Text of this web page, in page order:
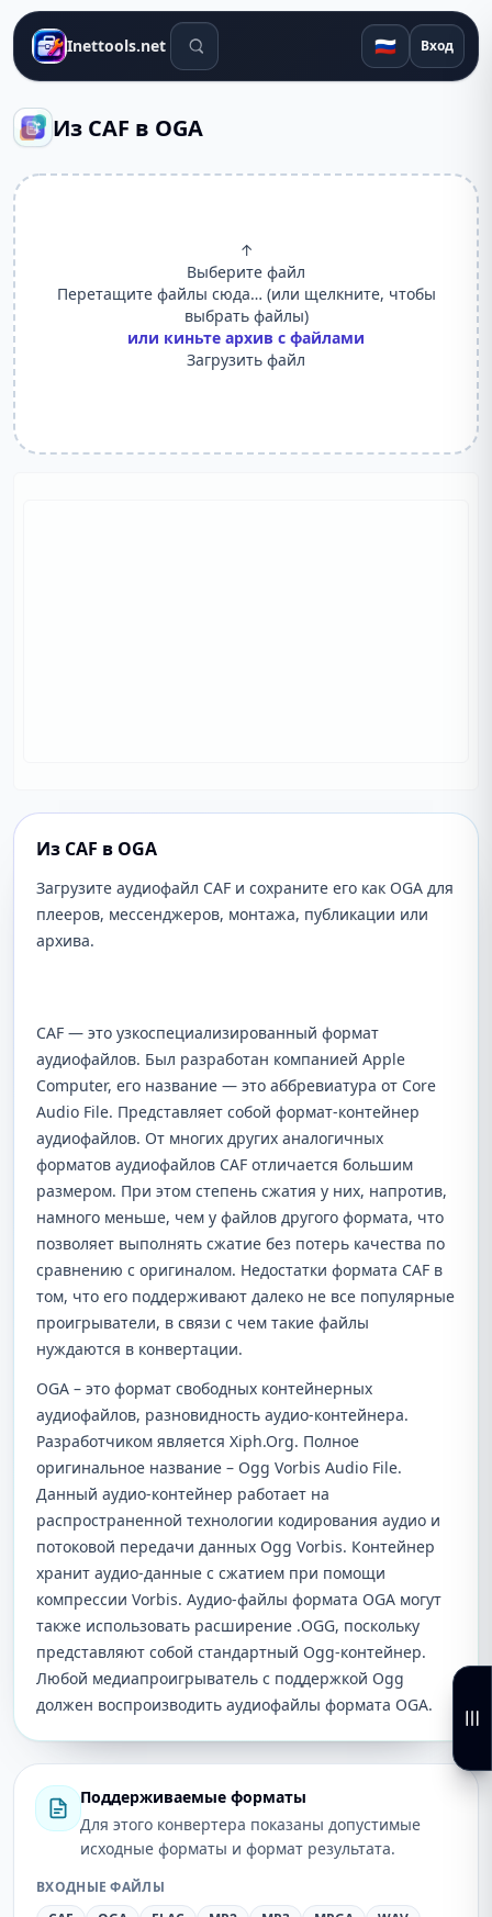
Inettools.net Поиск инструментов 🇷🇺 Вход
Из CAF в OGA
↑
Выберите файл
Перетащите файлы сюда… (или щелкните, чтобы
выбрать файлы)
или киньте архив с файлами
Загрузить файл
Из CAF в OGA
Загрузите аудиофайл CAF и сохраните его как OGA для
плееров, мессенджеров, монтажа, публикации или
архива.
CAF — это узкоспециализированный формат
аудиофайлов. Был разработан компанией Apple
Computer, его название — это аббревиатура от Core
Audio File. Представляет собой формат-контейнер
аудиофайлов. От многих других аналогичных
форматов аудиофайлов CAF отличается большим
размером. При этом степень сжатия у них, напротив,
намного меньше, чем у файлов другого формата, что
позволяет выполнять сжатие без потерь качества по
сравнению с оригиналом. Недостатки формата CAF в
том, что его поддерживают далеко не все популярные
проигрыватели, в связи с чем такие файлы
нуждаются в конвертации.
OGA – это формат свободных контейнерных
аудиофайлов, разновидность аудио-контейнера.
Разработчиком является Xiph.Org. Полное
оригинальное название – Ogg Vorbis Audio File.
Данный аудио-контейнер работает на
распространенной технологии кодирования аудио и
потоковой передачи данных Ogg Vorbis. Контейнер
хранит аудио-данные с сжатием при помощи
компрессии Vorbis. Аудио-файлы формата OGA могут
также использовать расширение .OGG, поскольку
представляют собой стандартный Ogg-контейнер.
Любой медиапроигрыватель с поддержкой Ogg
должен воспроизводить аудиофайлы формата OGA.
Поддерживаемые форматы
Для этого конвертера показаны допустимые
исходные форматы и формат результата.
ВХОДНЫЕ ФАЙЛЫ